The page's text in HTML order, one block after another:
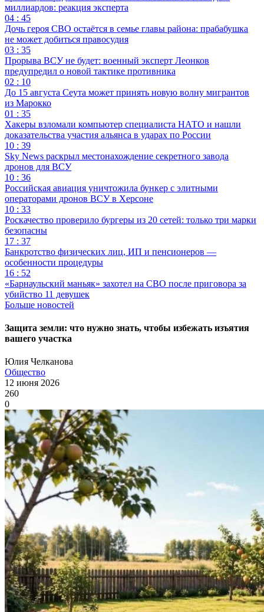
миллиардов: реакция эксперта
04 : 45
Дочь героя СВО остаётся в семье главы района: прабабушка
не может добиться правосудия
03 : 35
Прорыва ВСУ не будет: военный эксперт Леонков
предупредил о новой тактике противника
02 : 10
До 15 августа Сеута может принять новую волну мигрантов
из Марокко
01 : 35
Хакеры взломали компьютер специалиста НАТО и нашли
доказательства участия альянса в ударах по России
10 : 39
Sky News раскрыл местонахождение секретного завода
дронов для ВСУ
10 : 36
Российская авиация уничтожила бункер с элитными
операторами дронов ВСУ в Херсоне
10 : 33
Роскачество проверило бургеры из 20 сетей: только три марки
безопасны
17 : 37
Банкротство физических лиц, ИП и пенсионеров —
особенности процедуры
16 : 52
«Барнаульский маньяк» захотел на СВО после приговора за
убийство 11 девушек
Больше новостей
Защита земли: что нужно знать, чтобы избежать изъятия
вашего участка
Юлия Челканова
Общество
12 июня 2026
260
0